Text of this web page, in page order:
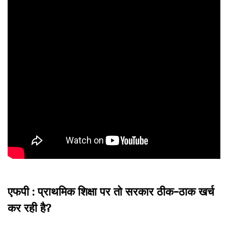
एफपी : प्राथमिक शिक्षा पर तो सरकार ठीक-ठाक खर्च
कर रही है?